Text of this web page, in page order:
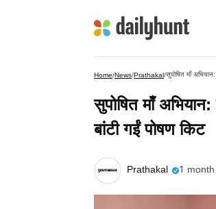
Home/News/Prathakal/सुपोषित माँ
सुपोषित माँ
बांटी गईं पोषण किट
Prathakal 1